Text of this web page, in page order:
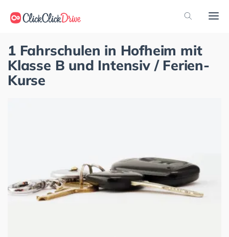
1 Fahrschulen in Hofheim mit
Klasse B und Intensiv / Ferien-
Kurse